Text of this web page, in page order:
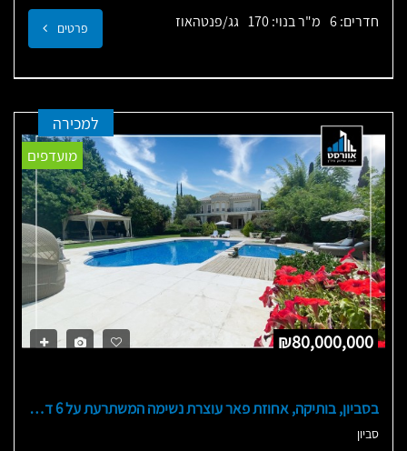
חדרים: 6 מ"ר בנוי: 170 גג/פנטהאוז פרטים
מועדפים
למכירה
₪80,000,000
בסביון, בותיקה, אחוזת פאר עוצרת נשימה המשתרעת על 6 דונם
סביון